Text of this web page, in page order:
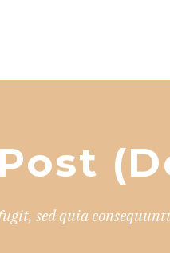
sed quia